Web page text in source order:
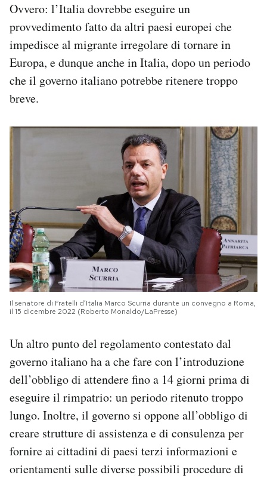
Ovvero: l’Italia dovrebbe eseguire un
provvedimento fatto da altri paesi europei che
impedisce al migrante irregolare di tornare in
Europa, e dunque anche in Italia, dopo un periodo
che il governo italiano potrebbe ritenere troppo
breve.
Il senatore di Fratelli d’Italia Marco Scurria durante un convegno a Roma,
il 15 dicembre 2022 (Roberto Monaldo/LaPresse)
Un altro punto del regolamento contestato dal
governo italiano ha a che fare con l’introduzione
dell’obbligo di attendere fino a 14 giorni prima di
eseguire il rimpatrio: un periodo ritenuto troppo
lungo. Inoltre, il governo si oppone all’obbligo di
creare strutture di assistenza e di consulenza per
fornire ai cittadini di paesi terzi informazioni e
orientamenti sulle diverse possibili procedure di